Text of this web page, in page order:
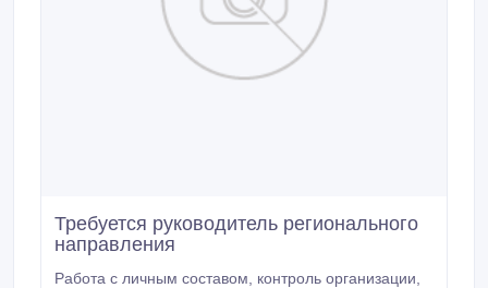
Требуется руководитель регионального
направления
Работа с личным составом, контроль организации,